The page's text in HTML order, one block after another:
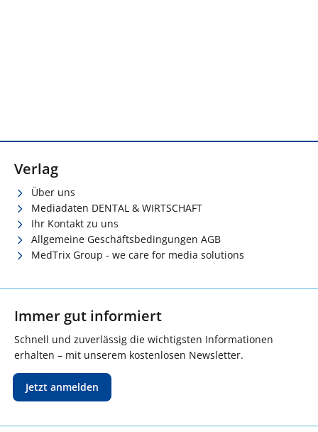
Verlag
Über uns
Mediadaten DENTAL & WIRTSCHAFT
Ihr Kontakt zu uns
Allgemeine Geschäftsbedingungen AGB
MedTrix Group - we care for media solutions
Immer gut informiert
Schnell und zuverlässig die wichtigsten Informationen
erhalten – mit unserem kostenlosen Newsletter.
Jetzt anmelden